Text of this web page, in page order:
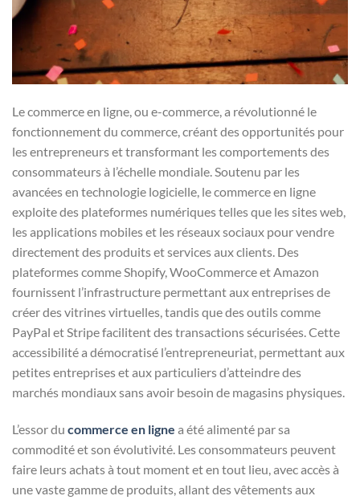
Le commerce en ligne, ou e-commerce, a révolutionné le
fonctionnement du commerce, créant des opportunités pour
les entrepreneurs et transformant les comportements des
consommateurs à l’échelle mondiale. Soutenu par les
avancées en technologie logicielle, le commerce en ligne
exploite des plateformes numériques telles que les sites web,
les applications mobiles et les réseaux sociaux pour vendre
directement des produits et services aux clients. Des
plateformes comme Shopify, WooCommerce et Amazon
fournissent l’infrastructure permettant aux entreprises de
créer des vitrines virtuelles, tandis que des outils comme
PayPal et Stripe facilitent des transactions sécurisées. Cette
accessibilité a démocratisé l’entrepreneuriat, permettant aux
petites entreprises et aux particuliers d’atteindre des
marchés mondiaux sans avoir besoin de magasins physiques.
L’essor du commerce en ligne a été alimenté par sa
commodité et son évolutivité. Les consommateurs peuvent
faire leurs achats à tout moment et en tout lieu, avec accès à
une vaste gamme de produits, allant des vêtements aux